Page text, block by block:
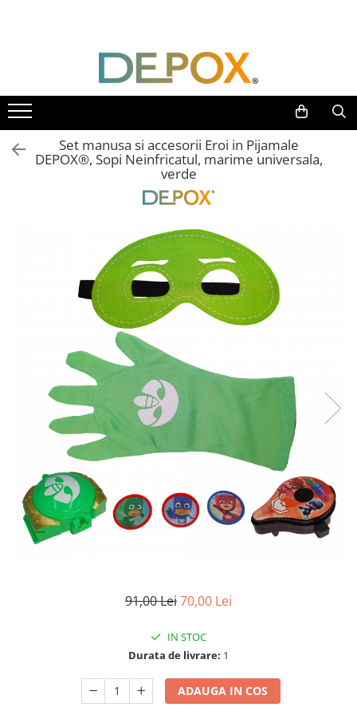
Toate Produsele
SPORT & TIMP LIBER
AUTOAPARARE
Pumnaluri si boxuri
Bastoane telescopice si nunceaguri
Seturi & accesorii autoaparare
VANATOARE, DRUMETII & CAMPING
Cutite vanatoare
Briceaguri fluture & antrenament
Accesorii tactice si sport
Accesori camping & drumetii
Lanterne
Topor camping
Seturi de cutite & accesorii
vanatoare si tactice
BINOCLURI & LUNETE
Prastii profesionale de vanatoare
Rucsacuri si huse
Bile metalice
Costume si seturi pentru copii
Accesorii costume copii
Set manusa si accesorii Eroi in Pijamale
DEPOX®, Sopi Neinfricatul, marime universala,
verde
91,00 Lei70,00 Lei
IN STOC
Durata de livrare: 1
ADAUGA IN COS